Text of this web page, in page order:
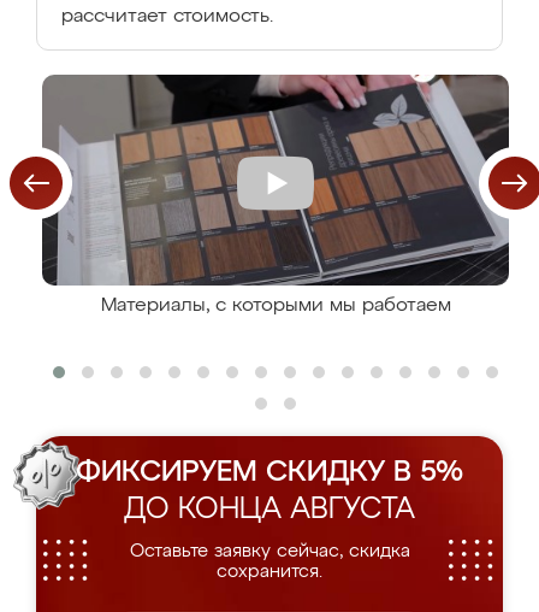
рассчитает стоимость.
Материалы, с которыми мы работаем
ФИКСИРУЕМ СКИДКУ В 5%
ДО КОНЦА АВГУСТА
Оставьте заявку сейчас, скидка
сохранится.